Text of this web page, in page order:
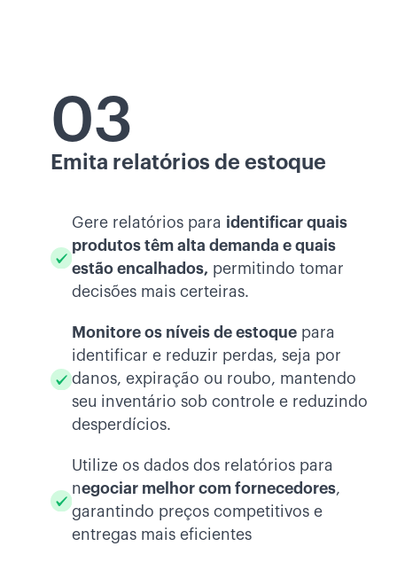
03
Emita relatórios de estoque
Gere relatórios para identificar quais
produtos têm alta demanda e quais
estão encalhados, permitindo tomar
decisões mais certeiras.
Monitore os níveis de estoquepara
identificar e reduzir perdas, seja por
danos, expiração ou roubo, mantendo
seu inventário sob controle e reduzindo
desperdícios.
Utilize os dados dos relatórios para
negociar melhor com fornecedores,
garantindo preços competitivos e
entregas mais eficientes